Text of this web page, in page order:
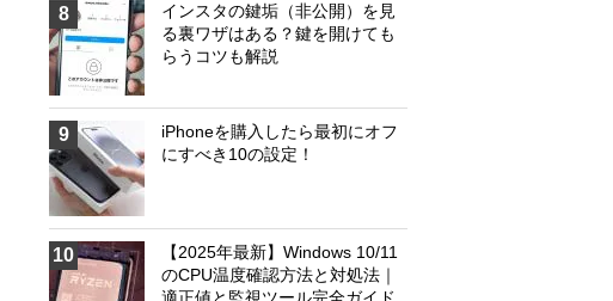
8
インスタの鍵垢（非公開）を見
る裏ワザはある？鍵を開けても
らうコツも解説
9
iPhoneを購入したら最初にオフ
にすべき10の設定！
10
【2025年最新】Windows 10/11
のCPU温度確認方法と対処法｜